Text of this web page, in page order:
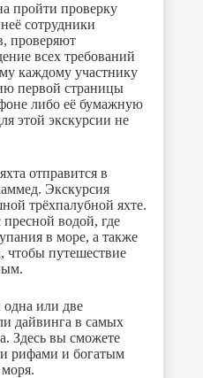
пройти проверку
сотрудники
проверяют
всех требований
каждому участнику
первой страницы
либо её бумажную
этой экскурсии не
отправится в
Экскурсия
трёхпалубной яхте.
водой, где
в море, а также
чтобы путешествие
или две
дайвинга в самых
Здесь вы сможете
рифами и богатым